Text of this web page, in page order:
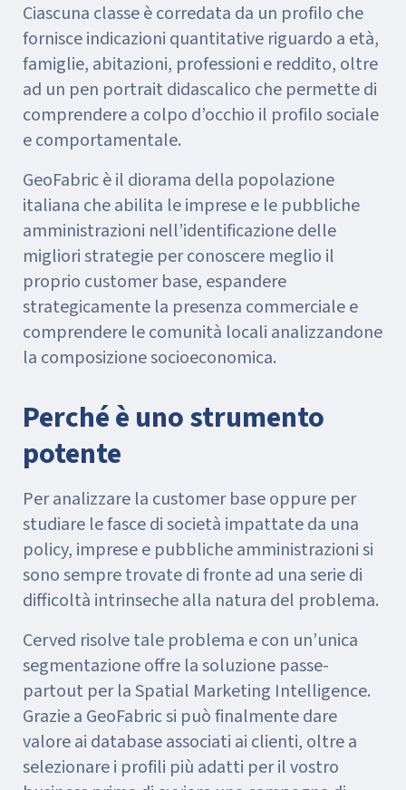
Ciascuna classe è corredata da un profilo che
fornisce indicazioni quantitative riguardo a età,
famiglie, abitazioni, professioni e reddito, oltre
ad un pen portrait didascalico che permette di
comprendere a colpo d’occhio il profilo sociale
e comportamentale.
GeoFabric è il diorama della popolazione
italiana che abilita le imprese e le pubbliche
amministrazioni nell’identificazione delle
migliori strategie per conoscere meglio il
proprio customer base, espandere
strategicamente la presenza commerciale e
comprendere le comunità locali analizzandone
la composizione socioeconomica.
Perché è uno strumento
potente
Per analizzare la customer base oppure per
studiare le fasce di società impattate da una
policy, imprese e pubbliche amministrazioni si
sono sempre trovate di fronte ad una serie di
difficoltà intrinseche alla natura del problema.
Cerved risolve tale problema e con un’unica
segmentazione offre la soluzione passe-
partout per la Spatial Marketing Intelligence.
Grazie a GeoFabric si può finalmente dare
valore ai database associati ai clienti, oltre a
selezionare i profili più adatti per il vostro